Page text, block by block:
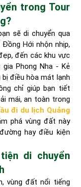
trong Tour
sẽ di chuyển qua
Hới nhộn nhịp,
đến các khu vực
Phong Nha - Kẻ
điều hòa mát lạnh
chỉ giúp bạn tiết
mái, an toàn trong
đi du lịch Quảng
phá vùng đất này
hay điều kiện
di chuyển
vùng đất nổi tiếng